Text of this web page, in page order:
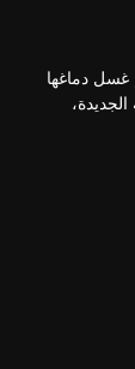
غسل دماغها